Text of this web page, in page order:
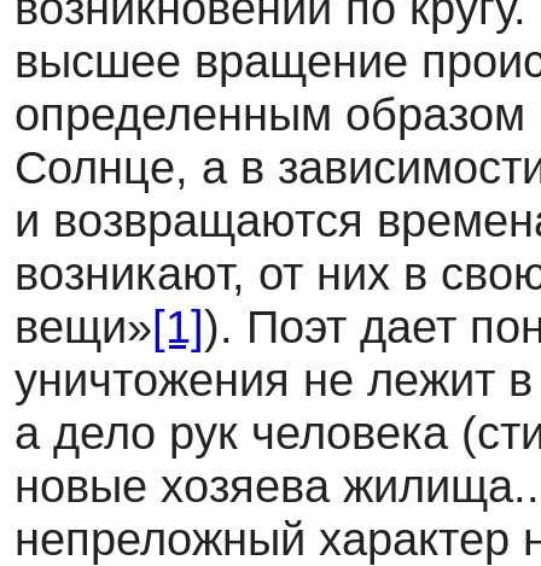
высшее вращение
определенным образом
Солнце, а в
и возвращаются
возникают, от них в
вещи»[1]). Поэт дает
уничтожения не лежит
а дело рук человека
новые хозяева
непреложный характер